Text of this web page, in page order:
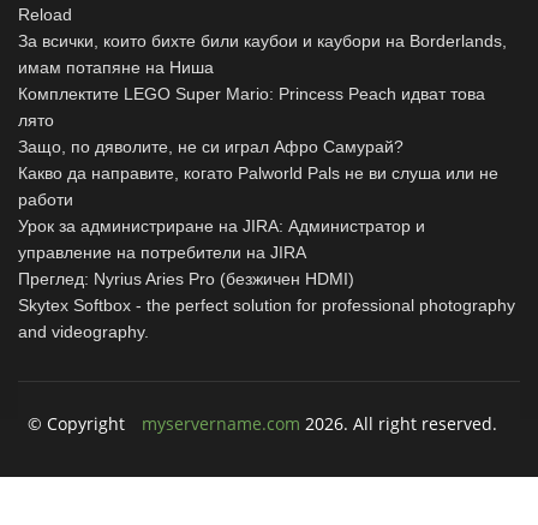
Reload
За всички, които бихте били каубои и каубори на Borderlands,
имам потапяне на Ниша
Комплектите LEGO Super Mario: Princess Peach идват това
лято
Защо, по дяволите, не си играл Афро Самурай?
Какво да направите, когато Palworld Pals не ви слуша или не
работи
Урок за администриране на JIRA: Администратор и
управление на потребители на JIRA
Преглед: Nyrius Aries Pro (безжичен HDMI)
Skytex Softbox - the perfect solution for professional photography
and videography.
© Copyright myservername.com 2026. All right reserved.